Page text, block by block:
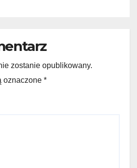
zostanie opublikowany.
oznaczone *